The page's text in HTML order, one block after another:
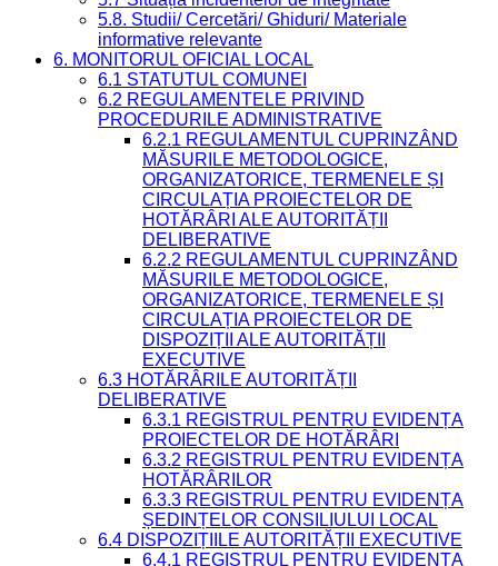
5.8. Studii/ Cercetări/ Ghiduri/ Materiale
informative relevante
6. MONITORUL OFICIAL LOCAL
6.1 STATUTUL COMUNEI
6.2 REGULAMENTELE PRIVIND
PROCEDURILE ADMINISTRATIVE
6.2.1 REGULAMENTUL CUPRINZÂND
MĂSURILE METODOLOGICE,
ORGANIZATORICE, TERMENELE ȘI
CIRCULAȚIA PROIECTELOR DE
HOTĂRÂRI ALE AUTORITĂȚII
DELIBERATIVE
6.2.2 REGULAMENTUL CUPRINZÂND
MĂSURILE METODOLOGICE,
ORGANIZATORICE, TERMENELE ȘI
CIRCULAȚIA PROIECTELOR DE
DISPOZIȚII ALE AUTORITĂȚII
EXECUTIVE
6.3 HOTĂRÂRILE AUTORITĂȚII
DELIBERATIVE
6.3.1 REGISTRUL PENTRU EVIDENȚA
PROIECTELOR DE HOTĂRÂRI
6.3.2 REGISTRUL PENTRU EVIDENȚA
HOTĂRÂRILOR
6.3.3 REGISTRUL PENTRU EVIDENȚA
ȘEDINȚELOR CONSILIULUI LOCAL
6.4 DISPOZIȚIILE AUTORITĂȚII EXECUTIVE
6.4.1 REGISTRUL PENTRU EVIDENȚA